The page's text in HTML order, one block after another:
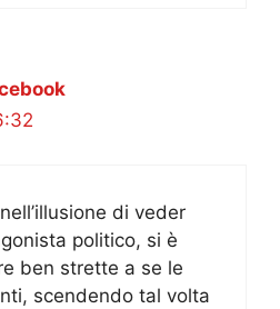
di veder
politico, si è
ben strette a se le
scendendo tal volta